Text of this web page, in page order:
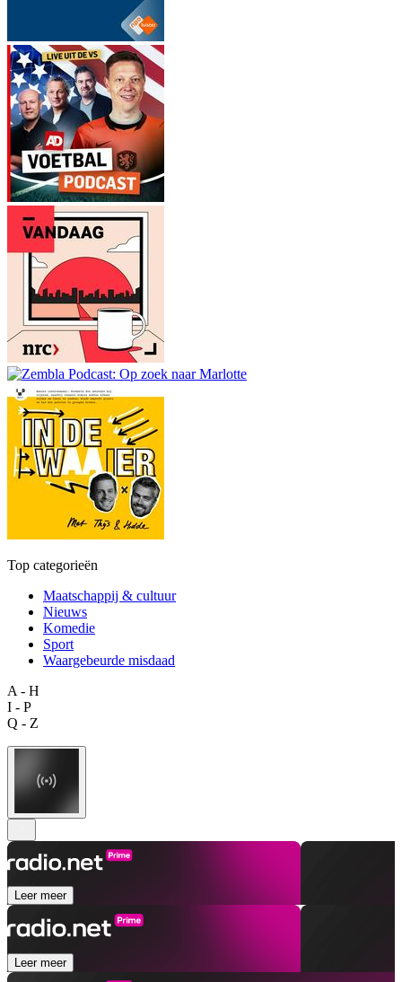
Top categorieën
Maatschappij & cultuur
Nieuws
Komedie
Sport
Waargebeurde misdaad
A - H
I - P
Q - Z
Leer meer
Leer meer